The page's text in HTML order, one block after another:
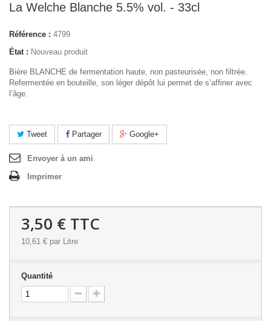
La Welche Blanche 5.5% vol. - 33cl
Référence : 4799
État : Nouveau produit
Bière BLANCHE de fermentation haute, non pasteurisée, non filtrée.
Refermentée en bouteille, son léger dépôt lui permet de s’affiner avec
l’âge.
Tweet Partager Google+
Envoyer à un ami
Imprimer
3,50 € TTC
10,61 € par Litre
Quantité